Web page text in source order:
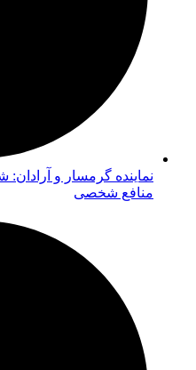
نماینده گرمسار و
منافع شخصی